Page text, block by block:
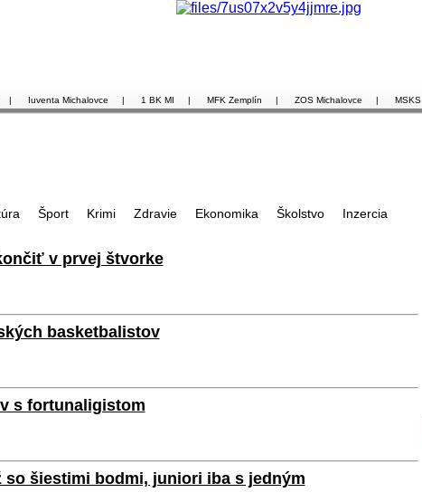
| Iuventa Michalovce | 1 BK MI | MFK Zemplín | ZOS Michalovce | MSKS
Šport Krimi Zdravie Ekonomika Školstvo Inzercia
v prvej štvorke
basketbalistov
s fortunaligistom
so šiestimi bodmi, juniori iba s jedným